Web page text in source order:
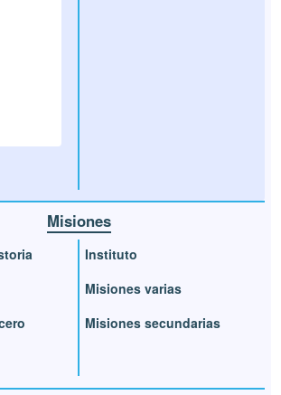
Misiones
Instituto
Misiones varias
Misiones secundarias